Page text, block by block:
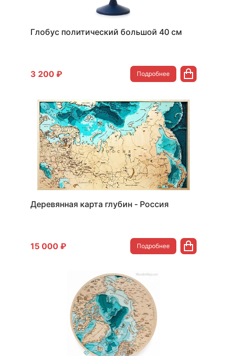
Глобус политический большой 40 см
3 200 ₽ Подробнее
Деревянная карта глубин - Россия
15 000 ₽ Подробнее